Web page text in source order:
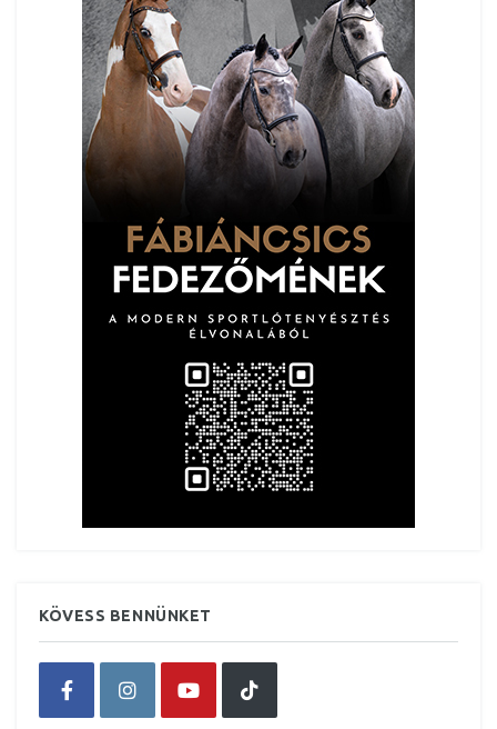
KÖVESS BENNÜNKET